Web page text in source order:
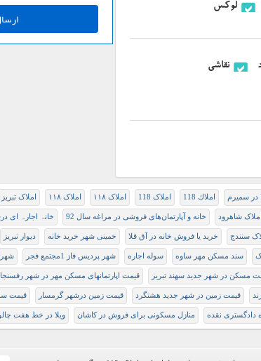
لوکس
نقاشی
در سمیرم املاك 118 املاک 118 املاک ۱۱۸ املاک ۱۱۸ املاک تبریز
شاهرود خانه‌ و آپارتمان‌های فروشی در مراغه سال 92 خانہ اجارہ ای
سنندج خرید یا فروش خانه در آق قلا خمینی شهر خرید خانه دیوار تبریز
سند مسکن مهر ساوه سوله اجاره شهر پردیس فاز 1مجتمع فجر
مسكن در شهر جديد سهند تبريز قیمت اپارتمانهای مسکن مهر در شهر
قیمت زمین در شهر جدید هشتگرد قیمت زمین درشهر گرمسار قیمت
دادگستری نقده منازل مسکونی برای فروش در کاشان ويلا در خط هفت